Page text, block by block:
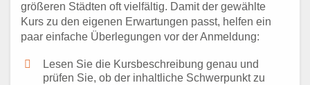
größeren Städten oft vielfältig. Damit der gewählte
Kurs zu den eigenen Erwartungen passt, helfen ein
paar einfache Überlegungen vor der Anmeldung:
Lesen Sie die Kursbeschreibung genau und
prüfen Sie, ob der inhaltliche Schwerpunkt zu